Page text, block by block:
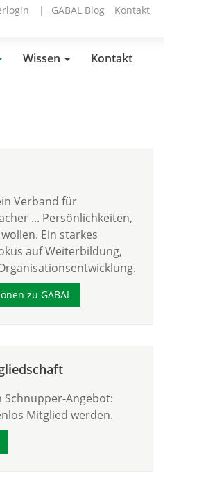
| GABAL Blog Kontakt
Wissen Kontakt
Verband für
... Persönlichkeiten,
Ein starkes
auf Weiterbildung,
zu GABAL
Schnupper-Angebot:
Mitglied werden.